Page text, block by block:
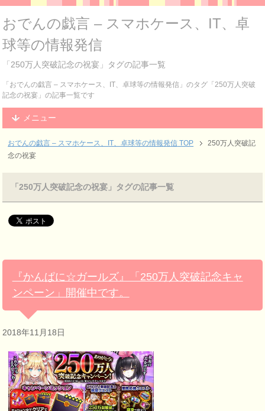
おでんの戯言 – スマホケース、IT、卓
球等の情報発信
「250万人突破記念の祝宴」タグの記事一覧
「おでんの戯言 – スマホケース、IT、卓球等の情報発信」のタグ「250万人突破
記念の祝宴」の記事一覧です
メニュー
おでんの戯言 – スマホケース、IT、卓球等の情報発信 TOP
250万人突破記
念の祝宴
「250万人突破記念の祝宴」タグの記事一覧
『かんぱに☆ガールズ』「250万人突破記念キャ
ンペーン」開催中です。
2018年11月18日